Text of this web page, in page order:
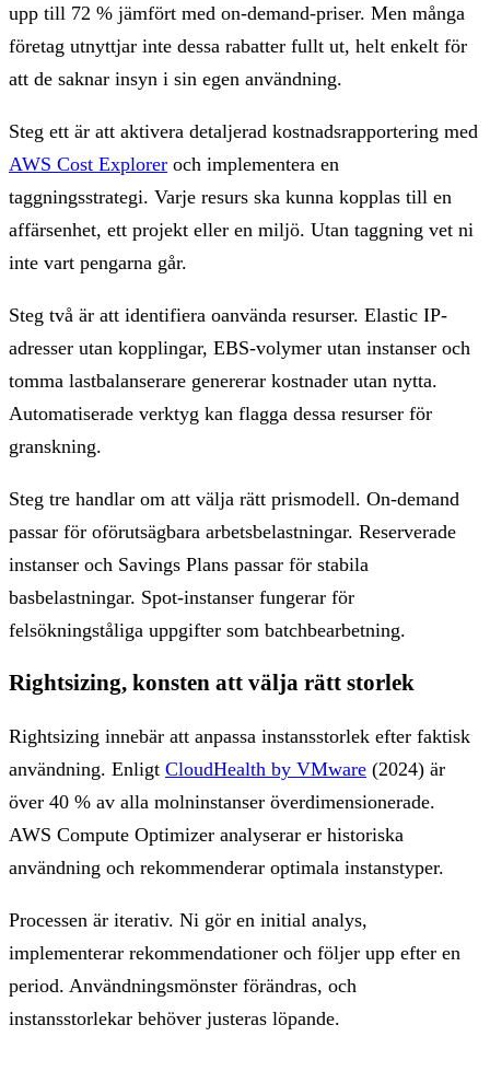
upp till 72 % jämfört med on-demand-priser. Men många
företag utnyttjar inte dessa rabatter fullt ut, helt enkelt för
att de saknar insyn i sin egen användning.
Steg ett är att aktivera detaljerad kostnadsrapportering med
AWS Cost Explorer och implementera en
taggningsstrategi. Varje resurs ska kunna kopplas till en
affärsenhet, ett projekt eller en miljö. Utan taggning vet ni
inte vart pengarna går.
Steg två är att identifiera oanvända resurser. Elastic IP-
adresser utan kopplingar, EBS-volymer utan instanser och
tomma lastbalanserare genererar kostnader utan nytta.
Automatiserade verktyg kan flagga dessa resurser för
granskning.
Steg tre handlar om att välja rätt prismodell. On-demand
passar för oförutsägbara arbetsbelastningar. Reserverade
instanser och Savings Plans passar för stabila
basbelastningar. Spot-instanser fungerar för
felsökningståliga uppgifter som batchbearbetning.
Rightsizing, konsten att välja rätt storlek
Rightsizing innebär att anpassa instansstorlek efter faktisk
användning. Enligt CloudHealth by VMware (2024) är
över 40 % av alla molninstanser överdimensionerade.
AWS Compute Optimizer analyserar er historiska
användning och rekommenderar optimala instanstyper.
Processen är iterativ. Ni gör en initial analys,
implementerar rekommendationer och följer upp efter en
period. Användningsmönster förändras, och
instansstorlekar behöver justeras löpande.